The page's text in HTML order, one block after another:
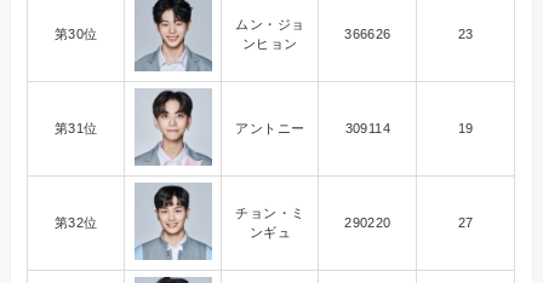
第30位
ムン・ジョ
ンヒョン
366626 23
第31位 アントニー 309114 19
第32位
チョン・ミ
ンギュ
290220 27